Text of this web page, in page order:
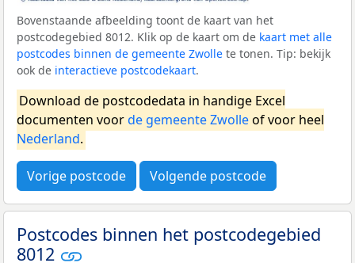
Bovenstaande afbeelding toont de kaart van het
postcodegebied 8012. Klik op de kaart om de kaart met alle
postcodes binnen de gemeente Zwolle te tonen. Tip: bekijk
ook de interactieve postcodekaart.
Download de postcodedata in handige Excel
documenten voorde gemeente Zwolleof voor heel
Nederland.
Vorige postcode Volgende postcode
Postcodes binnen het postcodegebied
8012